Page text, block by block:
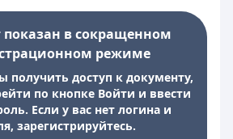
в сокращенном
режиме
получить доступ к документу,
по кнопке Войти и ввести
Если у вас нет логина и
зарегистрируйтесь.